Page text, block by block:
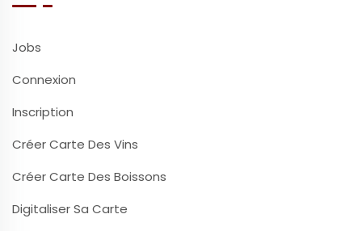
Jobs
Connexion
Inscription
Créer Carte Des Vins
Créer Carte Des Boissons
Digitaliser Sa Carte